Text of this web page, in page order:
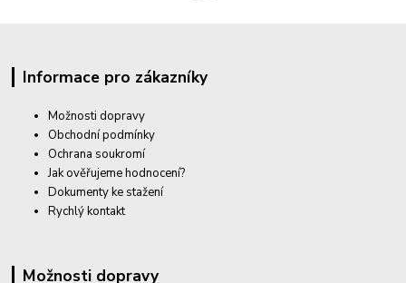
Informace pro zákazníky
Možnosti dopravy
Obchodní podmínky
Ochrana soukromí
Jak ověřujeme hodnocení?
Dokumenty ke stažení
Rychlý kontakt
Možnosti dopravy